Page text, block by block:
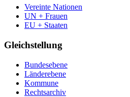
Vereinte Nationen
UN + Frauen
EU + Staaten
Gleichstellung
Bundesebene
Länderebene
Kommune
Rechtsarchiv